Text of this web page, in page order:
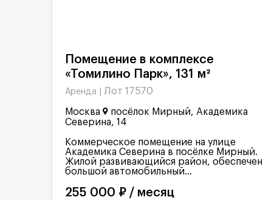
«Томилино Парк», 131 м²
Аренда | Лот 17570
Москва
посёлок Мирный, Академика
Северина, 14
Коммерческое помещение на улице
Академика Северина в посёлке Мирный.
Жилой развивающийся район, обеспечен
большой автомобильный...
255 000 ₽ / месяц